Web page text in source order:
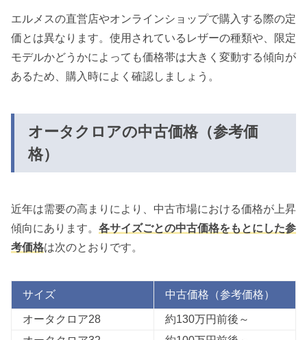
エルメスの直営店やオンラインショップで購入する際の定
価とは異なります。使用されているレザーの種類や、限定
モデルかどうかによっても価格帯は大きく変動する傾向が
あるため、購入時によく確認しましょう。
オータクロアの中古価格（参考価
格）
近年は需要の高まりにより、中古市場における価格が上昇
傾向にあります。 各サイズごとの中古価格をもとにした参
考価格は次のとおりです。
サイズ 中古価格（参考価格）
オータクロア28
約130万円前後～